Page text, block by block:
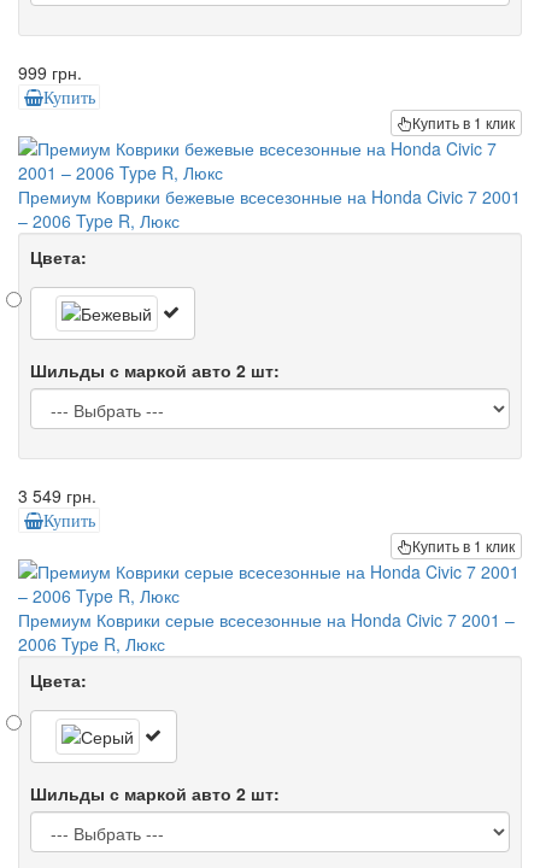
999 грн.
Купить
Купить в 1 клик
Премиум Коврики бежевые всесезонные на Honda Civic 7 2001
– 2006 Type R, Люкс
Цвета:
Шильды с маркой авто 2 шт:
3 549 грн.
Купить
Купить в 1 клик
Премиум Коврики серые всесезонные на Honda Civic 7 2001 –
2006 Type R, Люкс
Цвета:
Шильды с маркой авто 2 шт: